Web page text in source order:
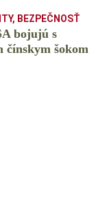
, BEZPEČNOSŤ
bojujú s
čínskym šokom